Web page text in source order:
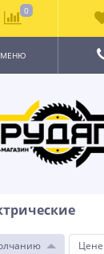
МЕНЮ
Цене
0